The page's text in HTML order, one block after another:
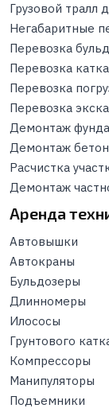
Грузовой тралл
Негабаритные
Перевозка
Перевозка
Перевозка
Перевозка
Демонтаж
Демонтаж
Расчистка
Демонтаж
Аренда
Автовышки
Автокраны
Бульдозеры
Длинномеры
Илососы
Грунтового
Компрессоры
Манипуляторы
Подъемники